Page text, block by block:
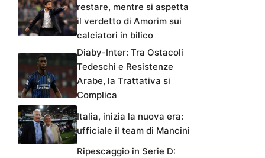
restare, mentre si aspetta
il verdetto di Amorim sui
calciatori in bilico
Diaby-Inter: Tra Ostacoli
Tedeschi e Resistenze
Arabe, la Trattativa si
Complica
Italia, inizia la nuova era:
ufficiale il team di Mancini
Ripescaggio in Serie D: